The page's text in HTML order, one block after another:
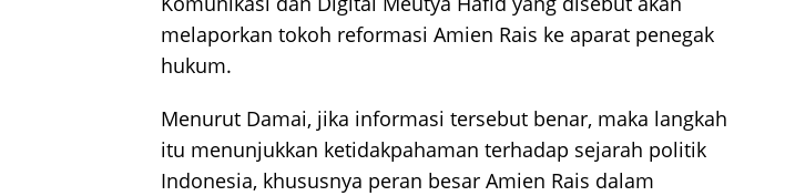
melaporkan tokoh reformasi Amien Rais ke aparat penegak
hukum.
Menurut Damai, jika informasi tersebut benar, maka langkah
itu menunjukkan ketidakpahaman terhadap sejarah politik
Indonesia, khususnya peran besar Amien Rais dalam